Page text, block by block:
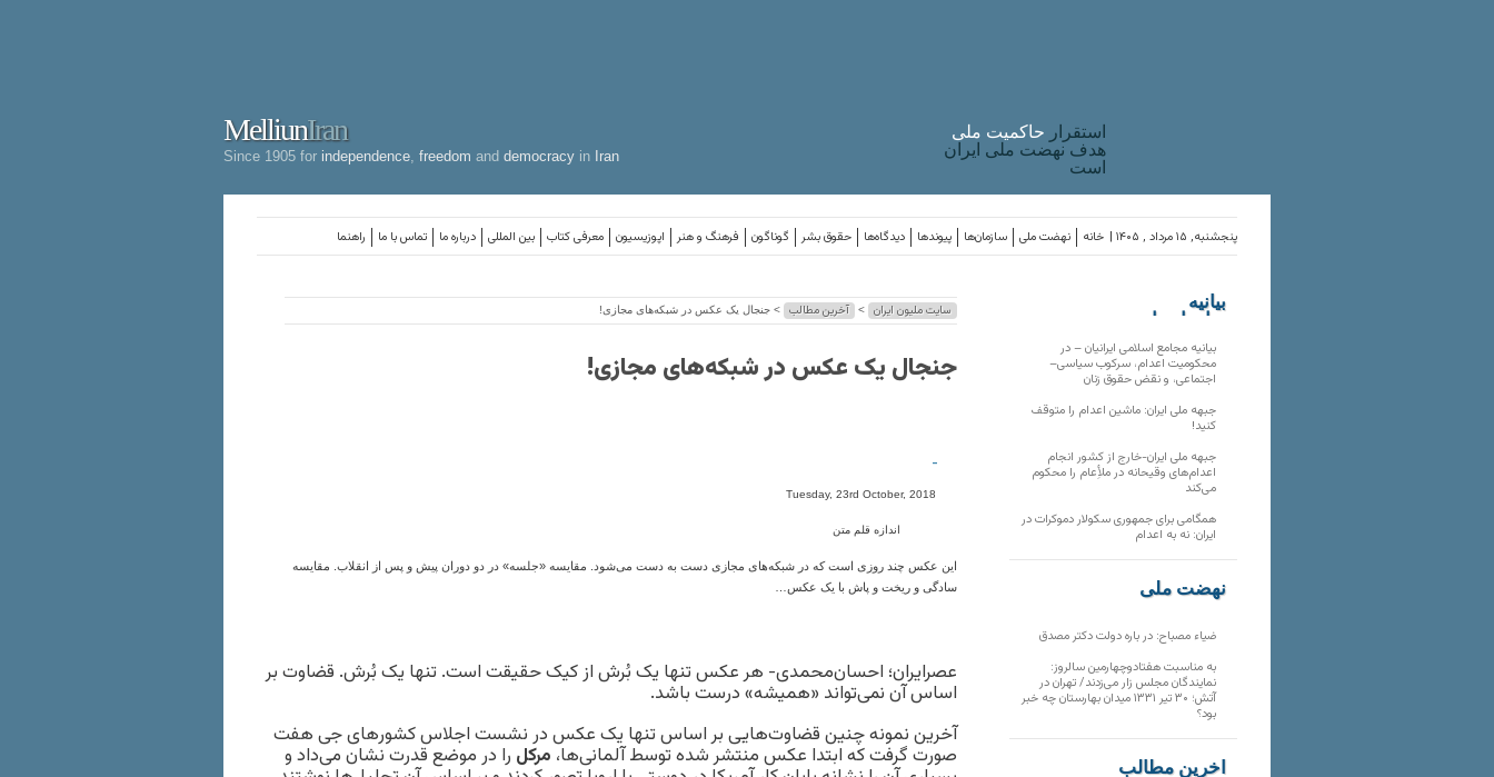
MelliunIran
Since 1905 for independence freedom and democracy in Iran
استقرار حاکميت ملی
هدف نهضت ملی ایران
است
راهنما تماس با ما درباره ما بین المللی معرفی کتاب اپوزیسیون فرهنگ و هنر گوناگون حقوق بشر دیدگاه‌ها پیوندها سازمان‌ها نهضت ملی خانه پنجشنبه, ۱۵ مرداد , ۱۴۰۵ |
سایت ملیون ایران > آخرین مطالب > جنجال یک عکس در شبکه‌های مجازی!
جنجال یک عکس در شبکه‌های مجازی!
-
Tuesday, 23rd October, 2018
اندازه قلم متن
این عکس چند روزی است که در شبکه‌های مجازی دست به دست می‌شود. مقایسه «جلسه» در دو دوران پیش و پس از انقلاب. مقایسه
سادگی و ریخت و پاش با یک عکس…
عصرایران؛ احسان‌محمدی- هر عکس تنها یک بُرش از کیک حقیقت است. تنها یک بُرش. قضاوت بر
اساس آن نمی‌تواند «همیشه» درست باشد.
آخرین نمونه چنین قضاوت‌هایی بر اساس تنها یک عکس در نشست اجلاس کشورهای جی هفت
صورت گرفت که ابتدا عکس منتشر شده توسط آلمانی‌ها، مرکل را در موضع قدرت نشان می‌داد و
بیانیه
سازمان‌های
بیانیه مجامع اسلامی ایرانیان – در
محکومیت اعدام، سرکوب سیاسی–
اجتماعی، و نقض حقوق زنان
جبهه ملی ایران: ماشین اعدام را متوقف
کنید!
جبهه ملی ایران-خارج از کشور انجام
اعدام‌های وقیحانه در ملأِعام را محکوم
می‌کند
همگامی برای جمهوری سکولار دموکرات در
ایران: نه به اعدام
نهضت ملی
ضیاء مصباح: در باره دولت دکتر مصدق
به مناسبت هفتادوچهارمین سالروز:
نمایندگان مجلس زار می‌زدند/ تهران در
آتش؛ ۳۰ تیر ۱۳۳۱ میدان بهارستان چه خبر
بود؟
آخرین مطالب